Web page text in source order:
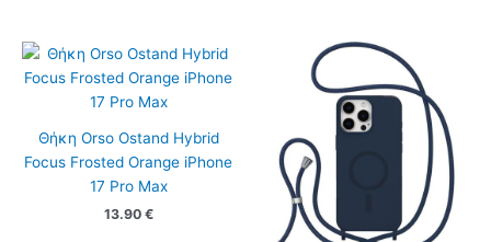
Θήκη Orso Ostand Hybrid
Focus Frosted Orange iPhone
17 Pro Max
13.90 €